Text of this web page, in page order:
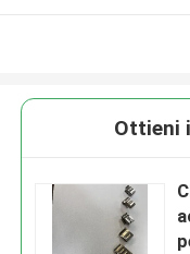
Ottieni